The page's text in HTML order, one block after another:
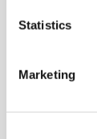
Statistics
Marketing